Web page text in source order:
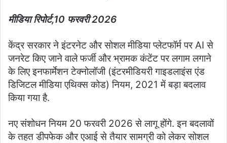
मीडिया रिपोर्ट,10 फरवरी 2026
केंद्र सरकार ने इंटरनेट और सोशल मीडिया प्लेटफॉर्म पर AI से
जनरेट किए जाने वाले फर्जी और भ्रामक कंटेंट पर लगाम लगाने
के लिए इनफार्मेशन टेक्नोलॉजी (इंटरमीडियरी गाइडलाइंस एंड
डिजिटल मीडिया एथिक्स कोड) नियम, 2021 में बड़ा बदलाव
किया गया है.
नए संशोधन नियम 20 फरवरी 2026 से लागू होंगे. इन बदलावों
के तहत डीपफेक और एआई से तैयार सामग्री को लेकर सोशल